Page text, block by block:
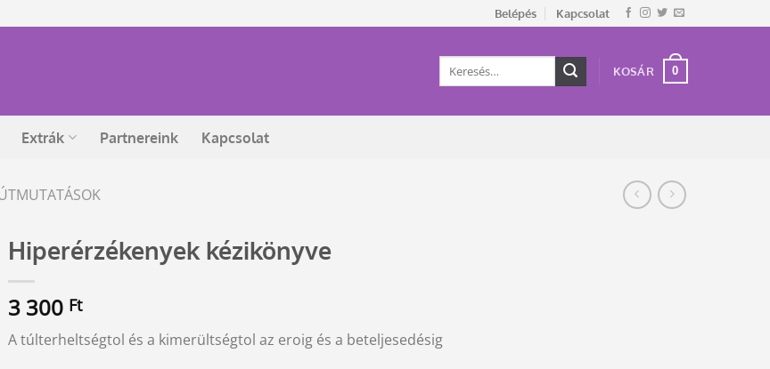
Belépés Kapcsolat
Keresés
KOSÁR 0
Extrák Partnereink Kapcsolat
Hiperérzékenyek kézikönyve
3 300 Ft
A túlterheltségtol és a kimerültségtol az eroig és a beteljesedésig